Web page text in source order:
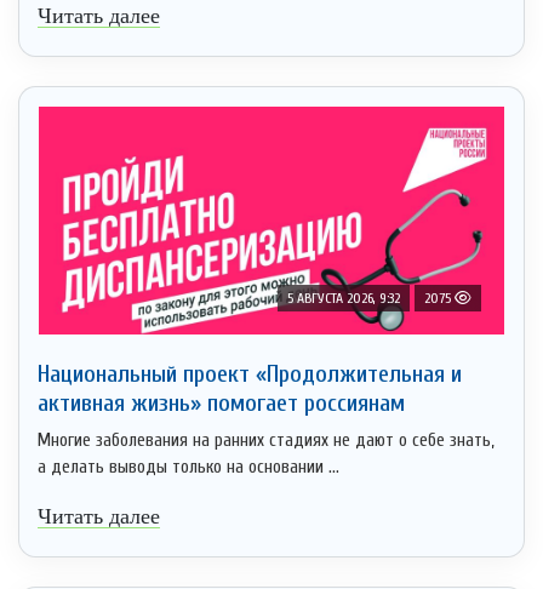
Читать далее
5 АВГУСТА 2026, 9:32 2075
Национальный проект «Продолжительная и
активная жизнь» помогает россиянам
Многие заболевания на ранних стадиях не дают о себе знать,
а делать выводы только на основании ...
Читать далее